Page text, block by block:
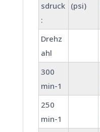
sdruck
:
(psi)
Drehz
ahl
300
min-1
250
min-1